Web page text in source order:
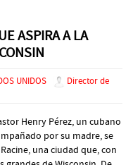
ASPIRA A LA
UNIDOS
Director de
Henry Pérez, un cubano
por su madre, se
una ciudad que, con